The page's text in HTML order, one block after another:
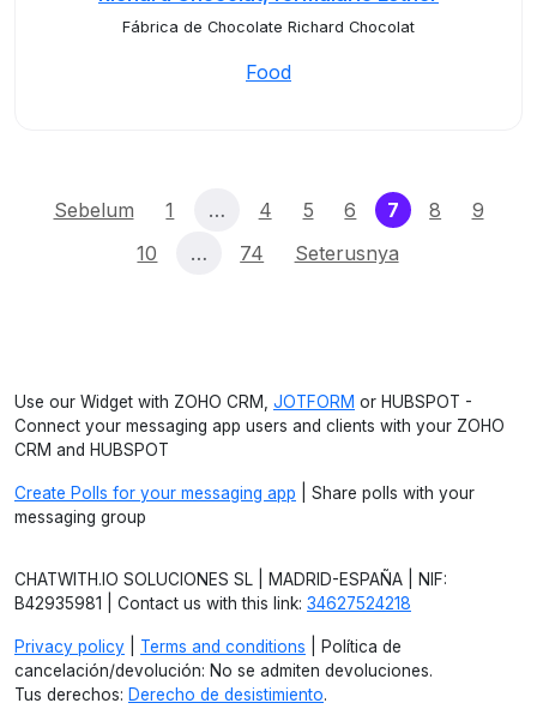
Fábrica de Chocolate Richard Chocolat
Food
Sebelum 1 … 4 5 6 7(current)
8
9
10
… 74 Seterusnya
Use our Widget with ZOHO CRM, JOTFORM or HUBSPOT -
Connect your messaging app users and clients with your ZOHO
CRM and HUBSPOT
Create Polls for your messaging app | Share polls with your
messaging group
CHATWITH.IO SOLUCIONES SL | MADRID-ESPAÑA | NIF:
B42935981 | Contact us with this link: 34627524218
Privacy policy Terms and conditions | Política de
cancelación/devolución: No se admiten devoluciones.
Tus derechos: Derecho de desistimiento.